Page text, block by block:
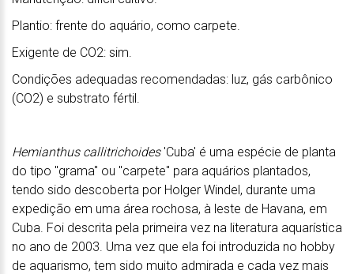
Plantio: frente do aquário, como carpete.
Exigente de CO2: sim.
Condições adequadas recomendadas: luz, gás carbônico
(CO2) e substrato fértil.
Hemianthus callitrichoides 'Cuba' é uma espécie de planta
do tipo "grama" ou "carpete" para aquários plantados,
tendo sido descoberta por Holger Windel, durante uma
expedição em uma área rochosa, à leste de Havana, em
Cuba. Foi descrita pela primeira vez na literatura aquarística
no ano de 2003. Uma vez que ela foi introduzida no hobby
de aquarismo, tem sido muito admirada e cada vez mais